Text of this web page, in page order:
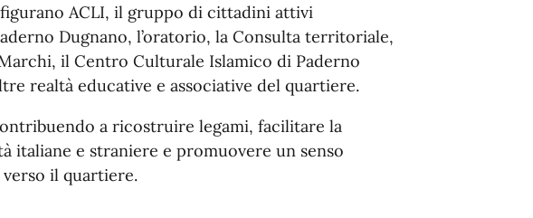
ACLI, il gruppo di cittadini attivi
Dugnano, l’oratorio, la Consulta territoriale,
il Centro Culturale Islamico di Paderno
realtà educative e associative del quartiere.
a ricostruire legami, facilitare la
italiane e straniere e promuovere un senso
il quartiere.